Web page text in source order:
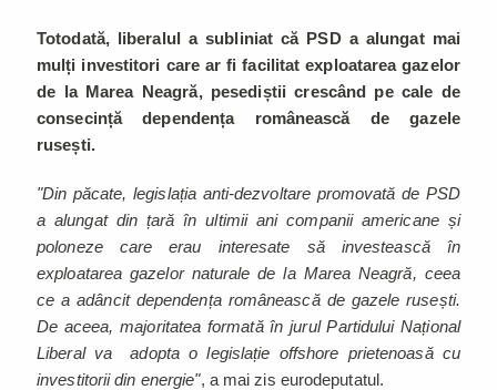
Totodată, liberalul a subliniat că PSD a alungat mai
mulți investitori care ar fi facilitat exploatarea gazelor
de la Marea Neagră, pesediștii crescând pe cale de
consecință dependența românească de gazele
rusești.
"Din păcate, legislația anti-dezvoltare promovată de PSD
a alungat din țară în ultimii ani companii americane și
poloneze care erau interesate să investească în
exploatarea gazelor naturale de la Marea Neagră, ceea
ce a adâncit dependența românească de gazele rusești.
De aceea, majoritatea formată în jurul Partidului Național
Liberal va adopta o legislație offshore prietenoasă cu
investitorii din energie", a mai zis eurodeputatul.